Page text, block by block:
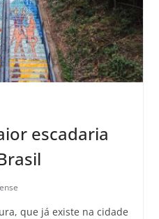
escadaria
que já existe na cidade